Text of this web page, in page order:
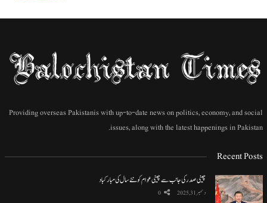
Providing overseas Pakistanis with up-to-date news on politics, economy, and social
issues, along with the latest happenings in Pakistan.
Recent Posts
چینی صدر کی جانب سے چینی عوام کو نئے سال کی مبارکباد
دسمبر 31, 2025 0